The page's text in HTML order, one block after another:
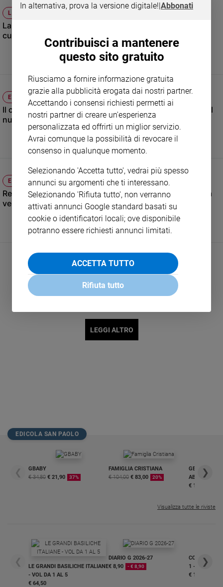
Famiglia
ed
Coppia
Scuola
e
giovani
Adolescenza
Bioetica
Vai
Riflessioni
Video
Pubblicità
LONDRA
La principessa Kate torna nell'ospedale dove è stata
curata
ELEZIONI NEL REGNO UNITO
Il ciclone Labour travolge i conservatori: Keir Starmer è il
nuovo premier
ELEZIONI IL 4 LUGLIO
Regno Unito, dopo 14 anni di potere "Tory" un socialista
verso Downing Street
LEGGI ALTRO
EDICOLA SAN PAOLO
❮
GBABY
€ 34,80 € 21,90 37%
FAMIGLIA CRISTIANA
€ 104,00 € 83,00 20%
GBABY
€ 16,99
❯
Visualizza tutte le riviste
❮
LE GRANDI BASILICHE ITALIANE
- VOL DA 1 AL 5
€ 64,50
DIARIO G 2026-27
€ 8,90
- € 8,90
COLLANA
1 - 2
€ 18,50
❯
In alternativa, prova la versione digitale!|Abbonati
Contribuisci a mantenere
questo sito gratuito
Riusciamo a fornire informazione gratuita
grazie alla pubblicità erogata dai nostri partner.
Accettando i consensi richiesti permetti ai
nostri partner di creare un'esperienza
personalizzata ed offrirti un miglior servizio.
Avrai comunque la possibilità di revocare il
consenso in qualunque momento.
Selezionando 'Accetta tutto', vedrai più spesso
annunci su argomenti che ti interessano.
Selezionando 'Rifiuta tutto', non verranno
attivati annunci Google standard basati su
cookie o identificatori locali; ove disponibile
potranno essere richiesti annunci limitati.
ACCETTA TUTTO
Rifiuta tutto